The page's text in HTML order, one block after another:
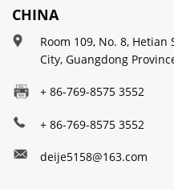
CHINA
Room 109, No. 8,
City, Guangdong
+ 86-769-8575 3552
+ 86-769-8575 3552
deije5158@163.com